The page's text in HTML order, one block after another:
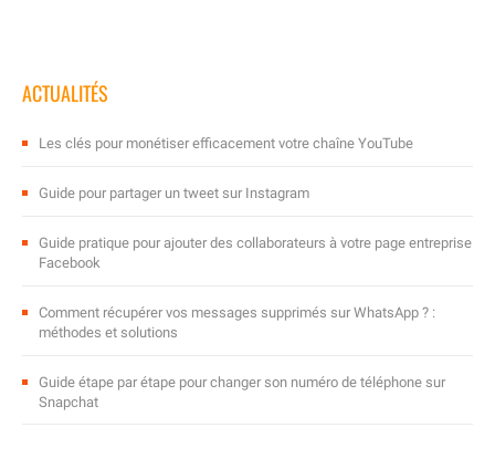
ACTUALITÉS
Les clés pour monétiser efficacement votre chaîne YouTube
Guide pour partager un tweet sur Instagram
Guide pratique pour ajouter des collaborateurs à votre page entreprise
Facebook
Comment récupérer vos messages supprimés sur WhatsApp ? :
méthodes et solutions
Guide étape par étape pour changer son numéro de téléphone sur
Snapchat